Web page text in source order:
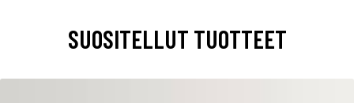
SUOSITELLUT TUOTTEET